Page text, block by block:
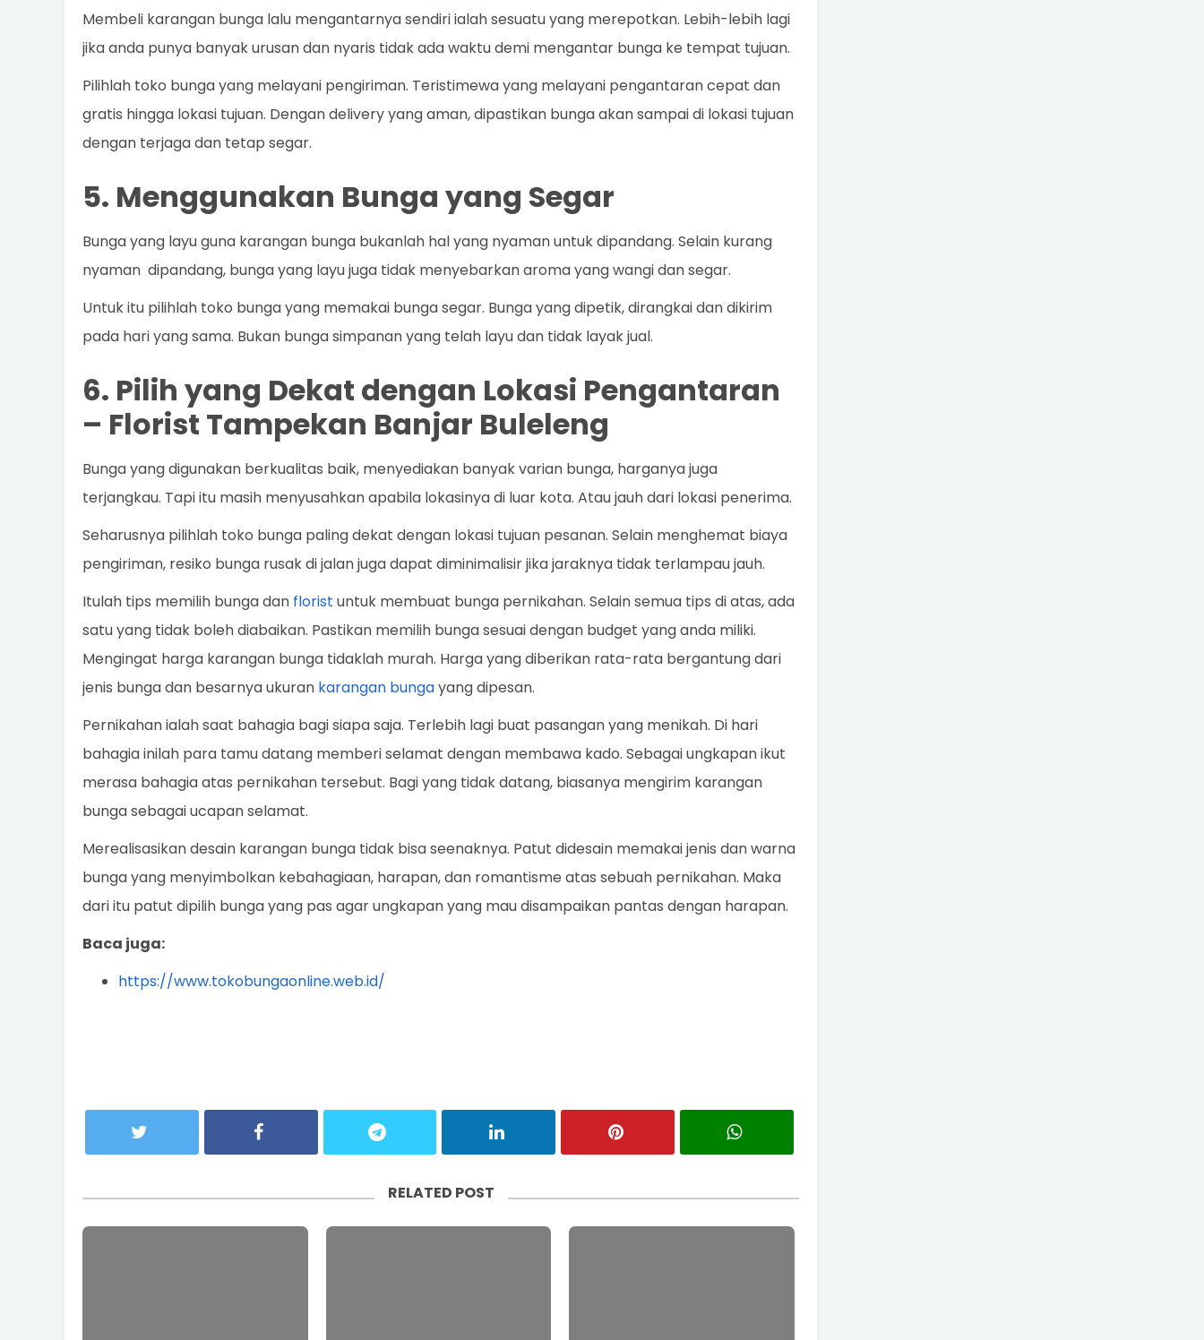
Membeli karangan bunga lalu mengantarnya sendiri ialah sesuatu yang merepotkan. Lebih-lebih lagi
jika anda punya banyak urusan dan nyaris tidak ada waktu demi mengantar bunga ke tempat tujuan.
Pilihlah toko bunga yang melayani pengiriman. Teristimewa yang melayani pengantaran cepat dan
gratis hingga lokasi tujuan. Dengan delivery yang aman, dipastikan bunga akan sampai di lokasi tujuan
dengan terjaga dan tetap segar.
5. Menggunakan Bunga yang Segar
Bunga yang layu guna karangan bunga bukanlah hal yang nyaman untuk dipandang. Selain kurang
nyaman dipandang, bunga yang layu juga tidak menyebarkan aroma yang wangi dan segar.
Untuk itu pilihlah toko bunga yang memakai bunga segar. Bunga yang dipetik, dirangkai dan dikirim
pada hari yang sama. Bukan bunga simpanan yang telah layu dan tidak layak jual.
6. Pilih yang Dekat dengan Lokasi Pengantaran
– Florist Tampekan Banjar Buleleng
Bunga yang digunakan berkualitas baik, menyediakan banyak varian bunga, harganya juga
terjangkau. Tapi itu masih menyusahkan apabila lokasinya di luar kota. Atau jauh dari lokasi penerima.
Seharusnya pilihlah toko bunga paling dekat dengan lokasi tujuan pesanan. Selain menghemat biaya
pengiriman, resiko bunga rusak di jalan juga dapat diminimalisir jika jaraknya tidak terlampau jauh.
Itulah tips memilih bunga dan florist untuk membuat bunga pernikahan. Selain semua tips di atas, ada
satu yang tidak boleh diabaikan. Pastikan memilih bunga sesuai dengan budget yang anda miliki.
Mengingat harga karangan bunga tidaklah murah. Harga yang diberikan rata-rata bergantung dari
jenis bunga dan besarnya ukuran karangan bungayang dipesan.
Pernikahan ialah saat bahagia bagi siapa saja. Terlebih lagi buat pasangan yang menikah. Di hari
bahagia inilah para tamu datang memberi selamat dengan membawa kado. Sebagai ungkapan ikut
merasa bahagia atas pernikahan tersebut. Bagi yang tidak datang, biasanya mengirim karangan
bunga sebagai ucapan selamat.
Merealisasikan desain karangan bunga tidak bisa seenaknya. Patut didesain memakai jenis dan warna
bunga yang menyimbolkan kebahagiaan, harapan, dan romantisme atas sebuah pernikahan. Maka
dari itu patut dipilih bunga yang pas agar ungkapan yang mau disampaikan pantas dengan harapan.
Baca juga:
https://www.tokobungaonline.web.id/
RELATED POST